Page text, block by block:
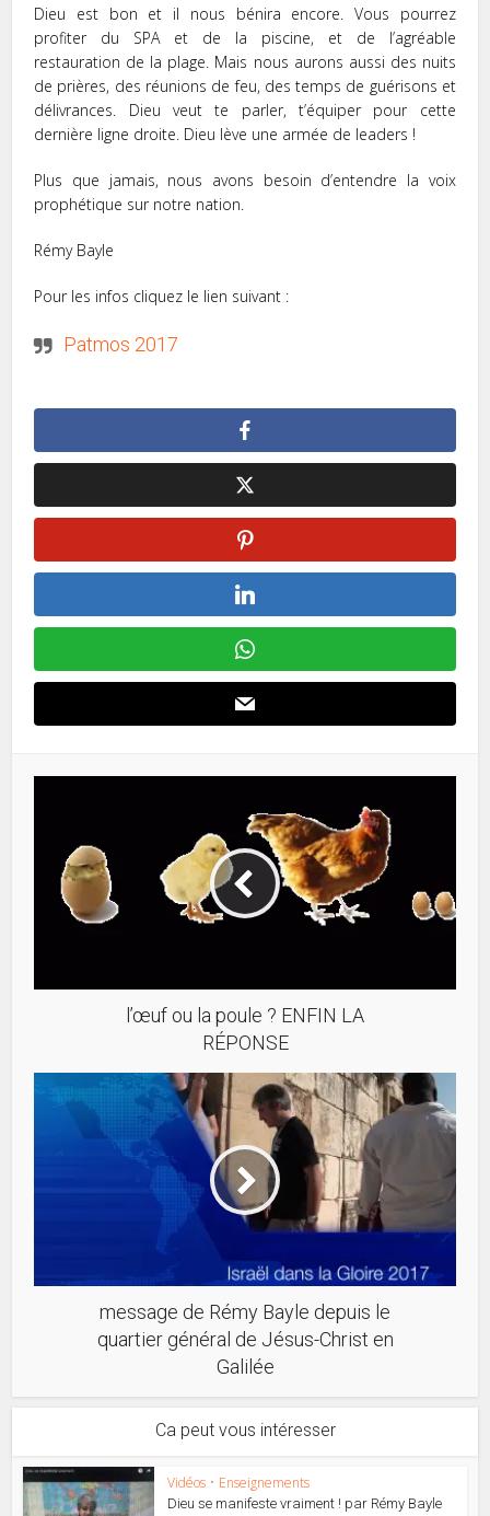
Dieu est bon et il nous bénira encore. Vous pourrez
profiter du SPA et de la piscine, et de l’agréable
restauration de la plage. Mais nous aurons aussi des nuits
de prières, des réunions de feu, des temps de guérisons et
délivrances. Dieu veut te parler, t’équiper pour cette
dernière ligne droite. Dieu lève une armée de leaders !
Plus que jamais, nous avons besoin d’entendre la voix
prophétique sur notre nation.
Rémy Bayle
Pour les infos cliquez le lien suivant :
Patmos 2017
l’œuf ou la poule ? ENFIN LA
RÉPONSE
message de Rémy Bayle depuis le
quartier général de Jésus-Christ en
Galilée
Ca peut vous intéresser
Vidéos • Enseignements
Dieu se manifeste vraiment ! par Rémy Bayle